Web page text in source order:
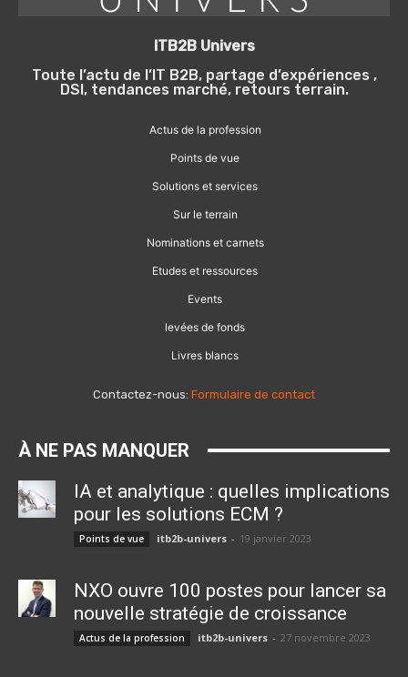
ITB2B Univers
Toute l’actu de l’IT B2B, partage d’expériences ,
DSI, tendances marché, retours terrain.
Actus de la profession
Points de vue
Solutions et services
Sur le terrain
Nominations et carnets
Etudes et ressources
Events
levées de fonds
Livres blancs
Contactez-nous: Formulaire de contact
À NE PAS MANQUER
IA et analytique : quelles implications
pour les solutions ECM ?
Points de vue itb2b-univers - 19 janvier 2023
NXO ouvre 100 postes pour lancer sa
nouvelle stratégie de croissance
Actus de la profession itb2b-univers - 27 novembre 2023